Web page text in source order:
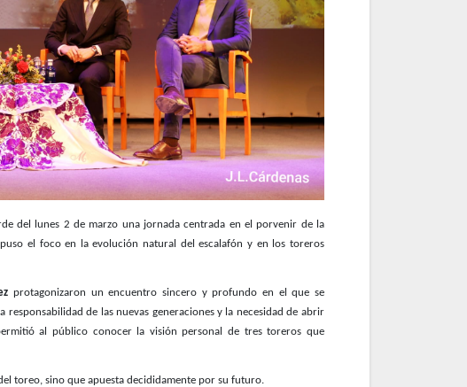
del lunes 2 de marzo una jornada centrada en el porvenir de la
el foco en la evolución natural del escalafón y en los toreros
protagonizaron un encuentro sincero y profundo en el que se
de las nuevas generaciones y la necesidad de abrir
al público conocer la visión personal de tres toreros que
toreo, sino que apuesta decididamente por su futuro.